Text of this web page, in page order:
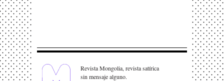
Revista Mongolia, revista satírica
sin mensaje alguno.